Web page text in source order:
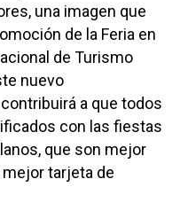
una imagen que
de la Feria en
de Turismo
nuevo
a que todos
con las fiestas
que son mejor
tarjeta de